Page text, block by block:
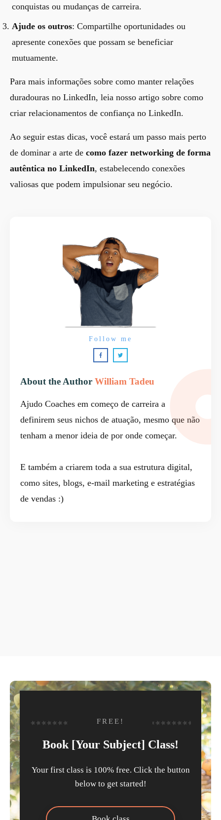
conquistas ou mudanças de carreira.
Ajude os outros: Compartilhe oportunidades ou
apresente conexões que possam se beneficiar
mutuamente.
Para mais informações sobre como manter relações
duradouras no LinkedIn, leia nosso artigo sobre como
criar relacionamentos de confiança no LinkedIn.
Ao seguir estas dicas, você estará um passo mais perto
de dominar a arte de como fazer networking de forma
autêntica no LinkedIn, estabelecendo conexões
valiosas que podem impulsionar seu negócio.
About the Author William Tadeu
Ajudo Coaches em começo de carreira a
definirem seus nichos de atuação, mesmo que não
tenham a menor ideia de por onde começar.
E também a criarem toda a sua estrutura digital,
como sites, blogs, e-mail marketing e estratégias
de vendas :)
Follow me
FREE!
Book [Your Subject] Class!
Your first class is 100% free. Click the button
below to get started!